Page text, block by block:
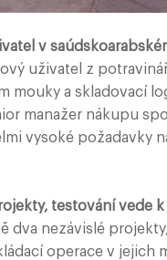
v
uživatel z
mouky a skladovací
manažer nákupu
vysoké požadavky
testování vede
dva nezávislé
operace v jejich